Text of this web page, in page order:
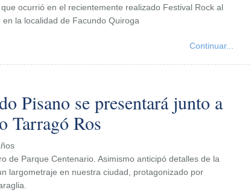
ocurrió en el recientemente realizado Festival Rock al
en la localidad de Facundo Quiroga
Continuar...
Pisano se presentará junto a
Tarragó Ros
de Parque Centenario. Asimismo anticipó detalles de la
largometraje en nuestra ciudad, protagonizado por